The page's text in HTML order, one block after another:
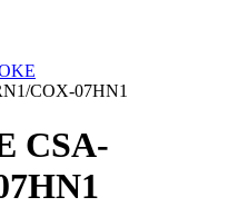
COX-07HN1
CSA-